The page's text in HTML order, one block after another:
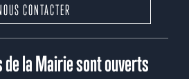
CONTACTER
de la Mairie sont ouverts